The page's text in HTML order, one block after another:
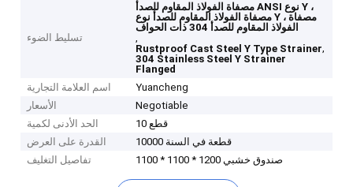
تسليط الضوء
مصفاة الفولاذ المقاوم للصدأ ANSI نوع Y ،
مصفاة الفولاذ المقاوم للصدأ نوع Y ، مصفاة
الفولاذ المقاوم للصدأ 304 ذات الحواف
,
Rustproof Cast Steel Y Type Strainer,
304 Stainless Steel Y Strainer
Flanged
اسم العلامة التجارية
Yuancheng
الأسعار
Negotiable
الحد الأدنى لكمية
10 قطع
القدرة على العرض
10000 قطعة في السنة
تفاصيل التغليف
صندوق خشبي 1200 * 1100 * 1100